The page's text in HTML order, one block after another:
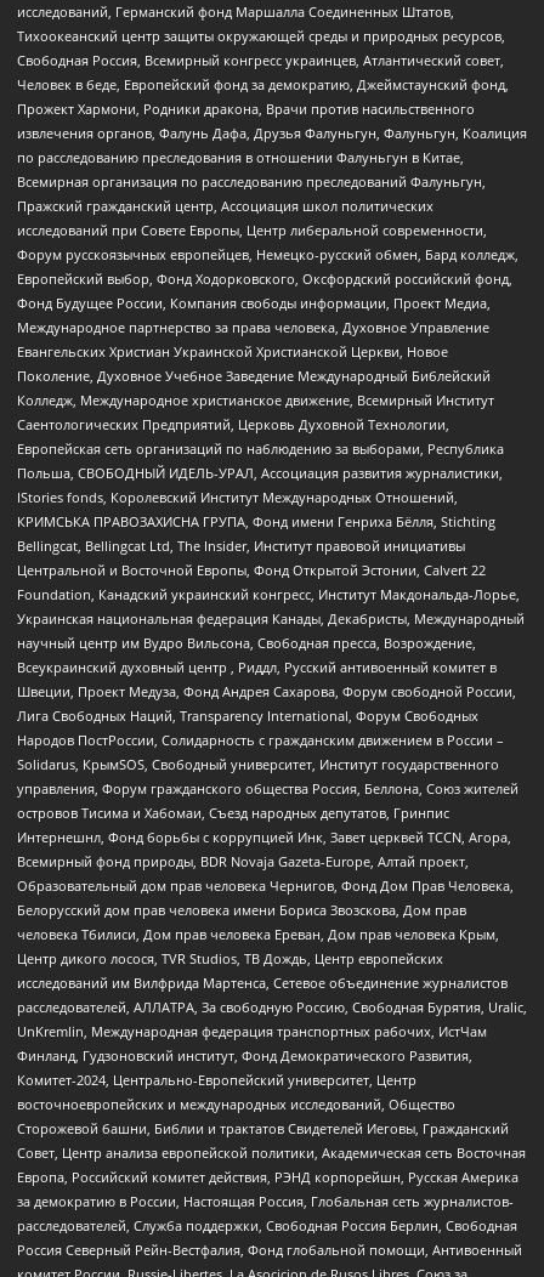
исследований, Германский фонд Маршалла Соединенных Штатов,
Тихоокеанский центр защиты окружающей среды и природных ресурсов,
Свободная Россия, Всемирный конгресс украинцев, Атлантический совет,
Человек в беде, Европейский фонд за демократию, Джеймстаунский фонд,
Прожект Хармони, Родники дракона, Врачи против насильственного
извлечения органов, Фалунь Дафа, Друзья Фалуньгун, Фалуньгун, Коалиция
по расследованию преследования в отношении Фалуньгун в Китае,
Всемирная организация по расследованию преследований Фалуньгун,
Пражский гражданский центр, Ассоциация школ политических
исследований при Совете Европы, Центр либеральной современности,
Форум русскоязычных европейцев, Немецко-русский обмен, Бард колледж,
Европейский выбор, Фонд Ходорковского, Оксфордский российский фонд,
Фонд Будущее России, Компания свободы информации, Проект Медиа,
Международное партнерство за права человека, Духовное Управление
Евангельских Христиан Украинской Христианской Церкви, Новое
Поколение, Духовное Учебное Заведение Международный Библейский
Колледж, Международное христианское движение, Всемирный Институт
Саентологических Предприятий, Церковь Духовной Технологии,
Европейская сеть организаций по наблюдению за выборами, Республика
Польша, СВОБОДНЫЙ ИДЕЛЬ-УРАЛ, Ассоциация развития журналистики,
IStories fonds, Королевский Институт Международных Отношений,
КРИМСЬКА ПРАВОЗАХИСНА ГРУПА, Фонд имени Генриха Бёлля, Stichting
Bellingcat, Bellingcat Ltd, The Insider, Институт правовой инициативы
Центральной и Восточной Европы, Фонд Открытой Эстонии, Calvert 22
Foundation, Канадский украинский конгресс, Институт Макдональда-Лорье,
Украинская национальная федерация Канады, Декабристы, Международный
научный центр им Вудро Вильсона, Свободная пресса, Возрождение,
Всеукраинский духовный центр , Риддл, Русский антивоенный комитет в
Швеции, Проект Медуза, Фонд Андрея Сахарова, Форум свободной России,
Лига Свободных Наций, Transparеncy International, Форум Свободных
Народов ПостРоссии, Солидарность с гражданским движением в России –
Solidarus, КрымSOS, Свободный университет, Институт государственного
управления, Форум гражданского общества Россия, Беллона, Союз жителей
островов Тисима и Хабомаи, Съезд народных депутатов, Гринпис
Интернешнл, Фонд борьбы с коррупцией Инк, Завет церквей TCCN, Агора,
Всемирный фонд природы, BDR Novaja Gazeta-Europe, Алтай проект,
Образовательный дом прав человека Чернигов, Фонд Дом Прав Человека,
Белорусский дом прав человека имени Бориса Звозскова, Дом прав
человека Тбилиси, Дом прав человека Ереван, Дом прав человека Крым,
Центр дикого лосося, TVR Studios, ТВ Дождь, Центр европейских
исследований им Вилфрида Мартенса, Сетевое объединение журналистов
расследователей, АЛЛАТРА, За свободную Россию, Свободная Бурятия, Uralic,
UnKremlin, Международная федерация транспортных рабочих, ИстЧам
Финланд, Гудзоновский институт, Фонд Демократического Развития,
Комитет-2024, Центрально-Европейский университет, Центр
восточноевропейских и международных исследований, Общество
Сторожевой башни, Библии и трактатов Свидетелей Иеговы, Гражданский
Совет, Центр анализа европейской политики, Академическая сеть Восточная
Европа, Российский комитет действия, РЭНД корпорейшн, Русская Америка
за демократию в России, Настоящая Россия, Глобальная сеть журналистов-
расследователей, Служба поддержки, Свободная Россия Берлин, Свободная
Россия Северный Рейн-Вестфалия, Фонд глобальной помощи, Антивоенный